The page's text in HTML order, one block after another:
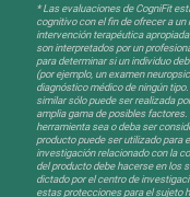
* Las evaluaciones de CogniFit
cognitivo con el fin de ofrecer a
intervención terapéutica
son interpretados por un
para determinar si un individuo
(por ejemplo, un examen
diagnóstico médico de ningún
similar sólo puede ser realizada
amplia gama de posibles
herramienta sea o deba ser
producto puede ser utilizado para
investigación relacionado con la
del producto debe hacerse en los
dictado por el centro de
estas protecciones para el sujeto